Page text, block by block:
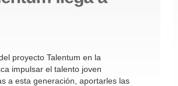
proyecto Talentum en la
impulsar el talento joven
a esta generación, aportarles las